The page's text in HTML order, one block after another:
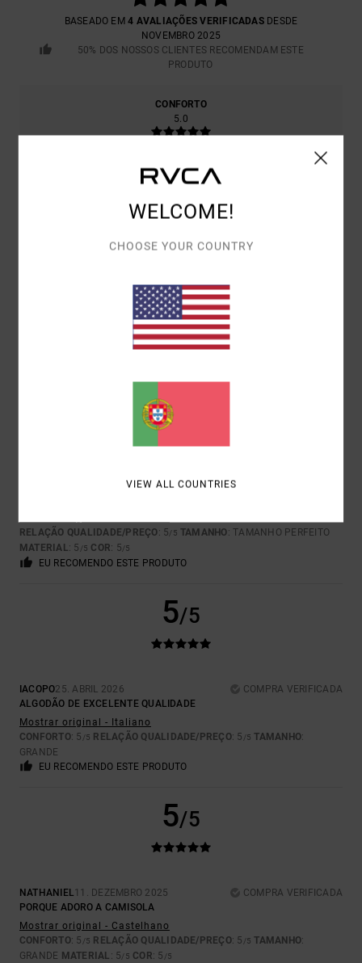
BASEADO EM4 AVALIAÇÕES VERIFICADASDESDE
NOVEMBRO 2025
50% DOS NOSSOS CLIENTES RECOMENDAM ESTE
PRODUTO
CONFORTO
5.0
RELAÇÃO QUALIDADE/PREÇO
5.0
COR
5.0
5
RELAÇÃO QUALIDADE/PREÇO: 5/5 TAMANHO: TAMANHO PERFEITO
MATERIAL: 5 /5 COR: 5/5
EU RECOMENDO ESTE PRODUTO
5/5
IACOPO25. ABRIL 2026
COMPRA VERIFICADA
ALGODÃO DE EXCELENTE QUALIDADE
Mostrar original - Italiano
CONFORTO: 5 /5 RELAÇÃO QUALIDADE/PREÇO: 5 /5 TAMANHO:
GRANDE
EU RECOMENDO ESTE PRODUTO
5/5
NATHANIEL11. DEZEMBRO 2025
COMPRA VERIFICADA
PORQUE ADORO A CAMISOLA
Mostrar original - Castelhano
CONFORTO: 5 /5 RELAÇÃO QUALIDADE/PREÇO: 5 /5 TAMANHO:
GRANDE MATERIAL : 5/5 COR: 5 /5
WELCOME!
CHOOSE YOUR COUNTRY
VIEW ALL COUNTRIES